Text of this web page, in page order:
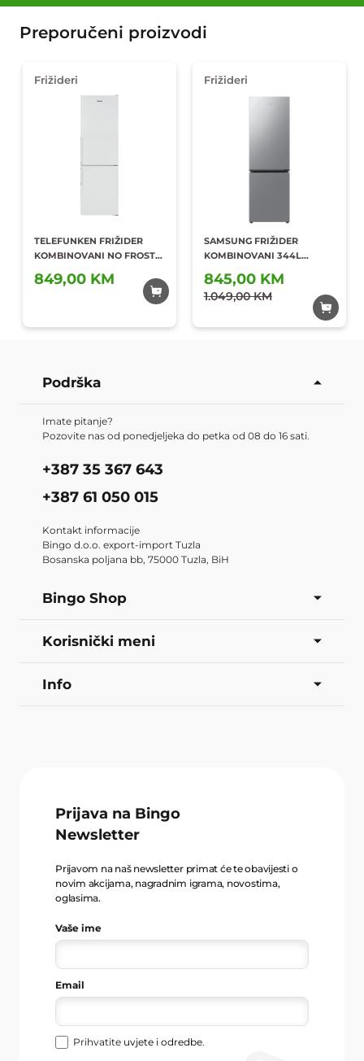
Preporučeni proizvodi
Frižideri
TELEFUNKEN FRIŽIDER
KOMBINOVANI NO FROST
849,00 KM
Dodaj u
Frižideri
SAMSUNG FRIŽIDER
KOMBINOVANI 344L
INOX
845,00 KM
1.049,00 KM
Dodaj u
omiljene
Podrška
Imate pitanje?
Pozovite nas od ponedjeljeka do petka od 08 do 16 sati.
+387 35 367 643
+387 61 050 015
Kontakt informacije
Bingo d.o.o. export-import Tuzla
Bosanska poljana bb, 75000 Tuzla, BiH
Bingo Shop
Korisnički meni
Info
Prijava na Bingo
Newsletter
Prijavom na naš newsletter primat će te obavijesti o
novim akcijama, nagradnim igrama, novostima,
oglasima.
Vaše ime
Email
Prihvatite uvjete i odredbe.